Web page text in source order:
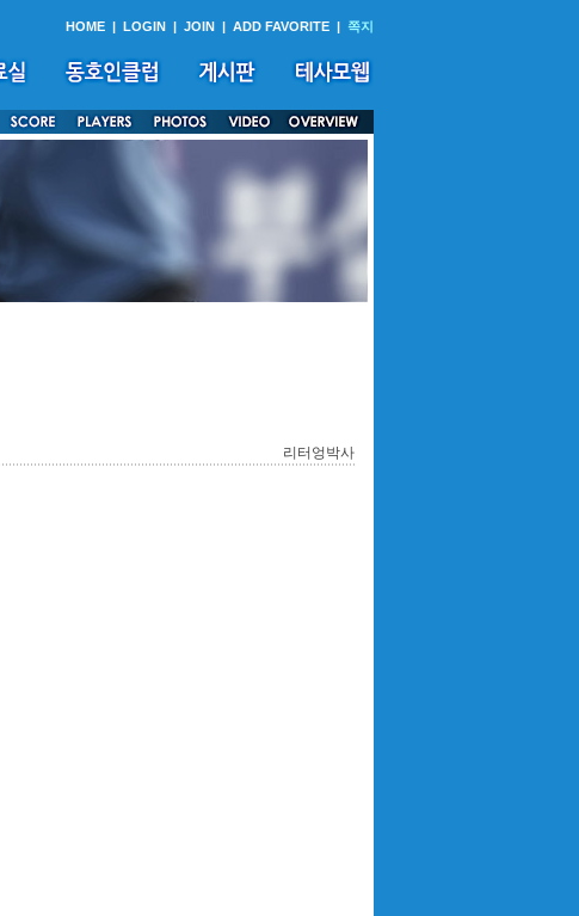
HOME | LOGIN | JOIN | ADD FAVORITE | 쪽지
리터엉박사